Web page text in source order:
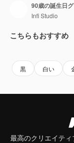
90歳の誕生日
Infi Studio
こちらもおすすめ
黒 白い
最高のクリエイテ